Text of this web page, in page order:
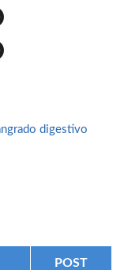
digestivo
POST